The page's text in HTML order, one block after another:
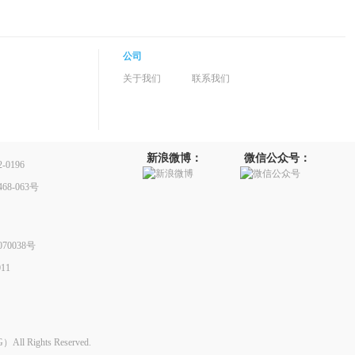
公司
关于我们
联系我们
0196
063号
号
新浪微博： 微信公众号：
All Rights Reserved.